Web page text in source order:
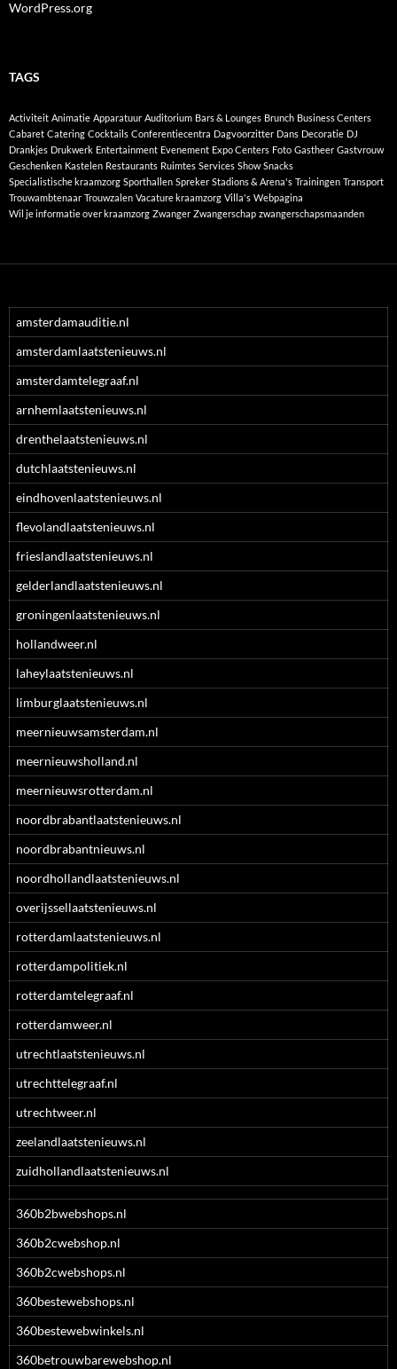
WordPress.org
TAGS
Activiteit Animatie Apparatuur Auditorium Bars & Lounges Brunch Business Centers
Cabaret Catering Cocktails Conferentiecentra Dagvoorzitter Dans Decoratie DJ
Drankjes Drukwerk Entertainment Evenement Expo Centers Foto Gastheer Gastvrouw
Geschenken Kastelen Restaurants Ruimtes Services Show Snacks
Specialistische kraamzorg Sporthallen Spreker Stadions & Arena's Trainingen Transport
Trouwambtenaar Trouwzalen Vacature kraamzorg Villa's Webpagina
Wil je informatie over kraamzorg Zwanger Zwangerschap zwangerschapsmaanden
amsterdamauditie.nl
amsterdamlaatstenieuws.nl
amsterdamtelegraaf.nl
arnhemlaatstenieuws.nl
drenthelaatstenieuws.nl
dutchlaatstenieuws.nl
eindhovenlaatstenieuws.nl
flevolandlaatstenieuws.nl
frieslandlaatstenieuws.nl
gelderlandlaatstenieuws.nl
groningenlaatstenieuws.nl
hollandweer.nl
laheylaatstenieuws.nl
limburglaatstenieuws.nl
meernieuwsamsterdam.nl
meernieuwsholland.nl
meernieuwsrotterdam.nl
noordbrabantlaatstenieuws.nl
noordbrabantnieuws.nl
noordhollandlaatstenieuws.nl
overijssellaatstenieuws.nl
rotterdamlaatstenieuws.nl
rotterdampolitiek.nl
rotterdamtelegraaf.nl
rotterdamweer.nl
utrechtlaatstenieuws.nl
utrechttelegraaf.nl
utrechtweer.nl
zeelandlaatstenieuws.nl
zuidhollandlaatstenieuws.nl
360b2bwebshops.nl
360b2cwebshop.nl
360b2cwebshops.nl
360bestewebshops.nl
360bestewebwinkels.nl
360betrouwbarewebshop.nl